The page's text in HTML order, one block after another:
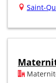
Saint-